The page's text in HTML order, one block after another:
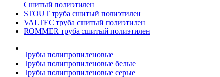
Сшитый полиэтилен
STOUT труба сшитый полиэтилен
VALTEC труба сшитый полиэтилен
ROMMER труба сшитый полиэтилен
Трубы полипропиленовые
Трубы полипропиленовые белые
Трубы полипропиленовые серые